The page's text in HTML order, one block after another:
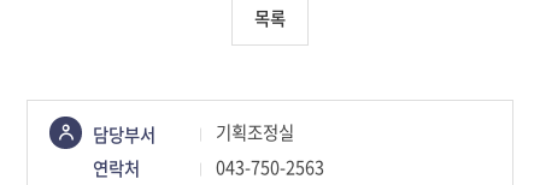
목록
콘텐츠
정보책임자
담당부서
기획조정실
연락처
043-750-2563